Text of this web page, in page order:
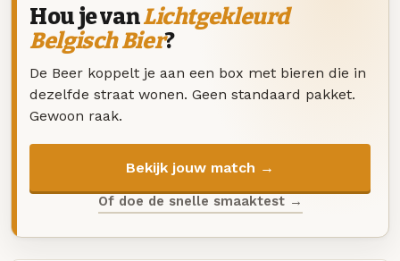
Hou je vanLichtgekleurd
Belgisch Bier?
De Beer koppelt je aan een box met bieren die in
dezelfde straat wonen. Geen standaard pakket.
Gewoon raak.
Bekijk jouw match →
Of doe de snelle smaaktest →